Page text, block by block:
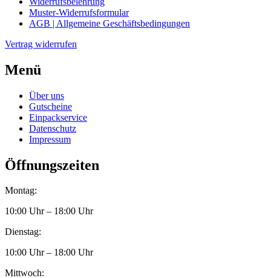
Muster-Widerrufsformular
AGB | Allgemeine Geschäftsbedingungen
Vertrag widerrufen
Menü
Über uns
Gutscheine
Einpackservice
Datenschutz
Impressum
Öffnungszeiten
Montag:
10:00 Uhr – 18:00 Uhr
Dienstag:
10:00 Uhr – 18:00 Uhr
Mittwoch: